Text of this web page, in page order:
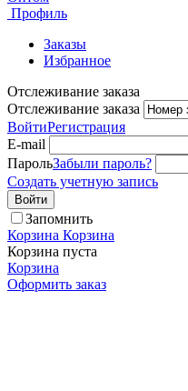
Профиль
Заказы
Избранное
Отслеживание заказа
Отслеживание заказа
ВойтиРегистрация
E-mail
ПарольЗабыли пароль?
Создать учетную запись
Войти
Запомнить
Корзина Корзина
Корзина пуста
Корзина
Оформить заказ